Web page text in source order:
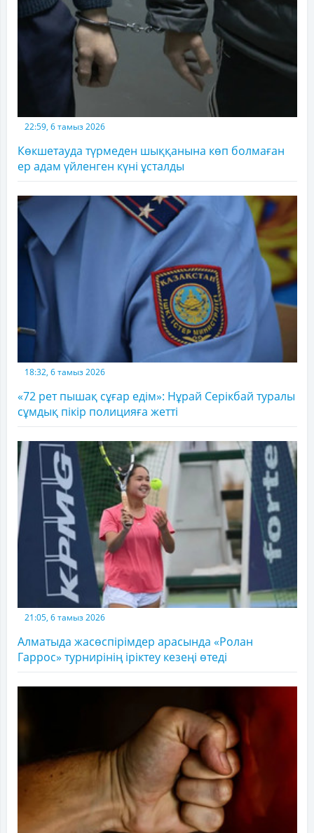
22:59, 6 тамыз 2026
Көкшетауда түрмеден шыққанына көп болмаған
ер адам үйленген күні ұсталды
18:32, 6 тамыз 2026
«72 рет пышақ сұғар едім»: Нұрай Серікбай туралы
сұмдық пікір полицияға жетті
21:05, 6 тамыз 2026
Алматыда жасөспірімдер арасында «Ролан
Гаррос» турнирінің іріктеу кезеңі өтеді